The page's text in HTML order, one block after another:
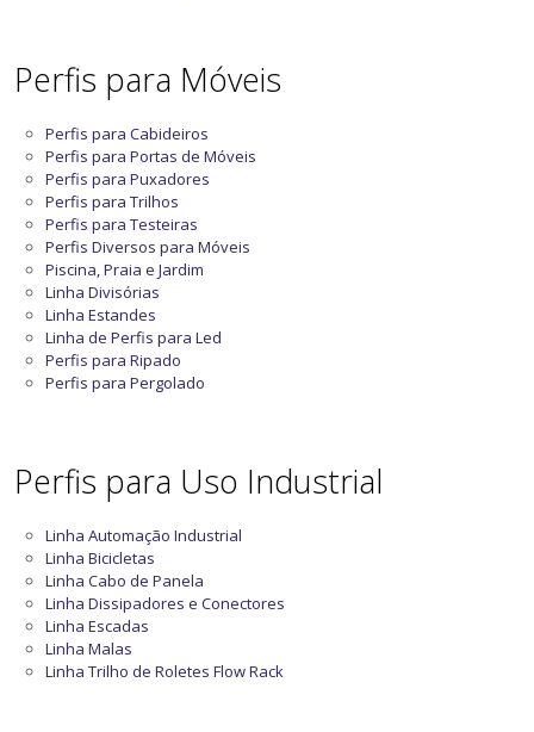
Perfis para Móveis
Perfis para Cabideiros
Perfis para Portas de Móveis
Perfis para Puxadores
Perfis para Trilhos
Perfis para Testeiras
Perfis Diversos para Móveis
Piscina, Praia e Jardim
Linha Divisórias
Linha Estandes
Linha de Perfis para Led
Perfis para Ripado
Perfis para Pergolado
Perfis para Uso Industrial
Linha Automação Industrial
Linha Bicicletas
Linha Cabo de Panela
Linha Dissipadores e Conectores
Linha Escadas
Linha Malas
Linha Trilho de Roletes Flow Rack